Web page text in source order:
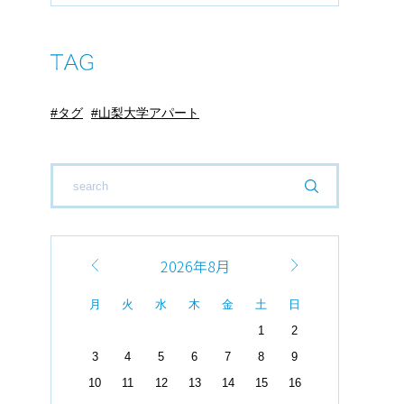
タグ 山梨大学アパート
2026年8月
月 火 水 木 金 土
日
1
2
3
4 5 6 7 8
9
10
11 12 13 14 15
16